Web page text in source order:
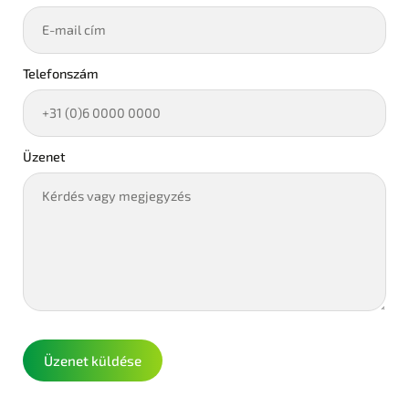
Telefonszám
Üzenet
Üzenet küldése